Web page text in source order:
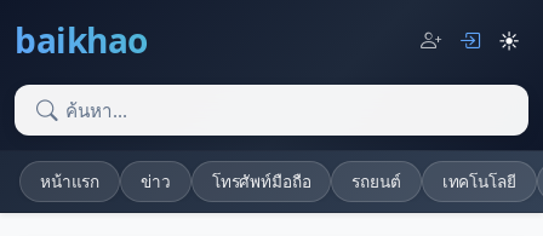
baikhao ☀️
หน้าแรก ข่าว โทรศัพท์มือถือ รถยนต์ เทคโนโลยี